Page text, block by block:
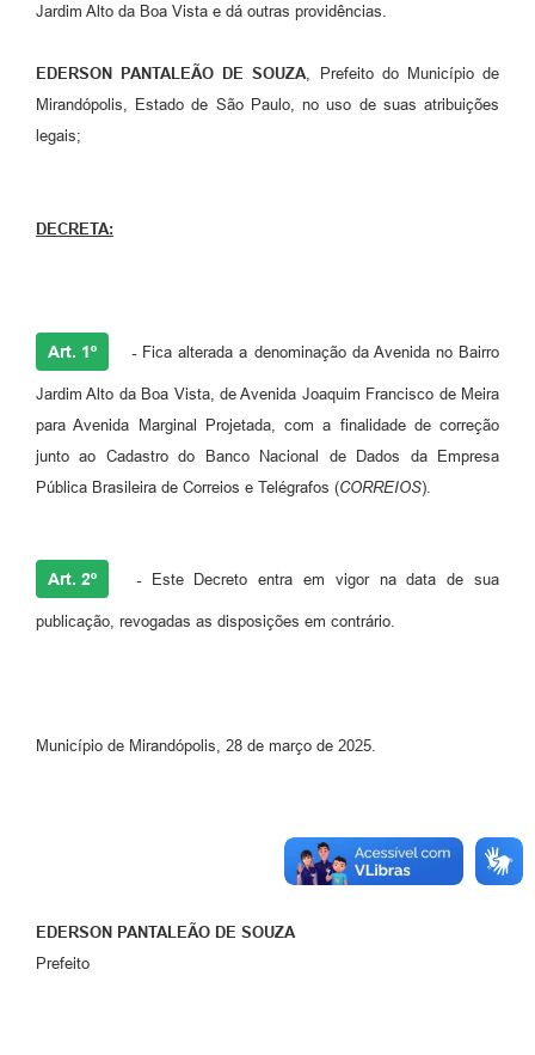
Terceiro Setor
Links
Serviços Online
Carta de Serviços
Contratos
Jardim Alto da Boa Vista e dá outras providências.
EDERSON PANTALEÃO DE SOUZA , Prefeito do Município de
Mirandópolis, Estado de São Paulo, no uso de suas atribuições
legais;
DECRETA:
Art. 1º -Fica alterada a denominação da Avenida no Bairro
Jardim Alto da Boa Vista, de Avenida Joaquim Francisco de Meira
para Avenida Marginal Projetada, com a finalidade de correção
junto ao Cadastro do Banco Nacional de Dados da Empresa
Pública Brasileira de Correios e Telégrafos (CORREIOS).
Art. 2º -Este Decreto entra em vigor na data de sua
publicação, revogadas as disposições em contrário.
Município de Mirandópolis, 28 de março de 2025.
EDERSON PANTALEÃO DE SOUZA
Prefeito